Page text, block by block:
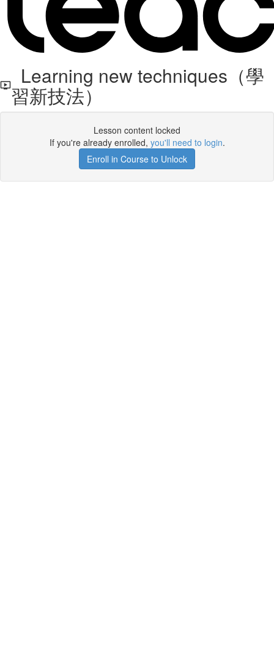
Learning new techniques（學
習新技法）
Lesson content locked
If you're already enrolled, you'll need to login.
Enroll in Course to Unlock